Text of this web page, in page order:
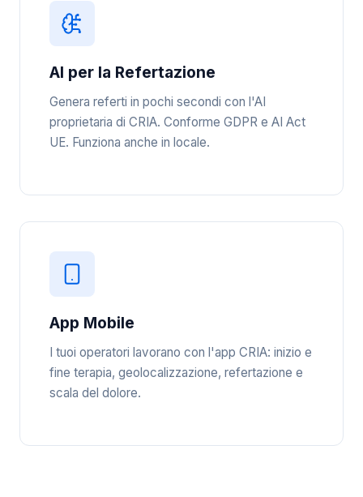
AI per la Refertazione
Genera referti in pochi secondi con l'AI
proprietaria di CRIA. Conforme GDPR e AI Act
UE. Funziona anche in locale.
App Mobile
I tuoi operatori lavorano con l'app CRIA: inizio e
fine terapia, geolocalizzazione, refertazione e
scala del dolore.